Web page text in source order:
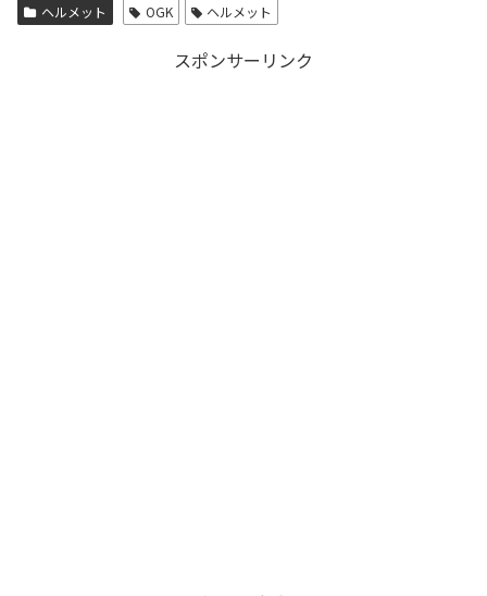
ヘルメット OGK ヘルメット
スポンサーリンク